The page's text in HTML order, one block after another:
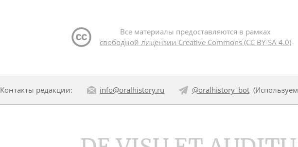
Все материалы предоставляются в рамках
свободной лицензии Creative Commons (CC BY-SA 4.0)
Контакты редакции: info@oralhistory.ru @oralhistory_bot(Используем